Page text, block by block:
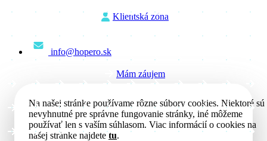
Klientská zóna
info@hopero.sk
Mám záujem
Na našej stránke používame rôzne súbory cookies. Niektoré sú
nevyhnutné pre správne fungovanie stránky, iné môžeme
používať len s vaším súhlasom. Viac informácií o cookies na
našej stránke nájdetetu.